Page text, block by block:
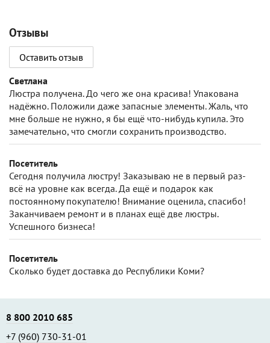
Отзывы
Оставить отзыв
Светлана
Люстра получена. До чего же она красива! Упакована
надёжно. Положили даже запасные элементы. Жаль, что
мне больше не нужно, я бы ещё что-нибудь купила. Это
замечательно, что смогли сохранить производство.
Посетитель
Сегодня получила люстру! Заказываю не в первый раз-
всё на уровне как всегда. Да ещё и подарок как
постоянному покупателю! Внимание оценила, спасибо!
Заканчиваем ремонт и в планах ещё две люстры.
Успешного бизнеса!
Посетитель
Сколько будет доставка до Республики Коми?
8 800 2010 685
+7 (960) 730-31-01